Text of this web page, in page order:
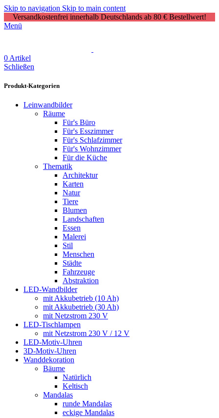
Skip to navigation Skip to main content
Versandkostenfrei innerhalb Deutschlands ab 80 € Bestellwert!
Menü
0 Artikel
Schließen
Produkt-Kategorien
Leinwandbilder
Räume
Für's Büro
Für's Esszimmer
Für's Schlafzimmer
Für's Wohnzimmer
Für die Küche
Thematik
Architektur
Karten
Natur
Tiere
Blumen
Landschaften
Essen
Malerei
Stil
Menschen
Städte
Fahrzeuge
Abstraktion
LED-Wandbilder
mit Akkubetrieb (10 Ah)
mit Akkubetrieb (30 Ah)
mit Netzstrom 230 V
LED-Tischlampen
mit Netzstrom 230 V / 12 V
LED-Motiv-Uhren
3D-Motiv-Uhren
Wanddekoration
Bäume
Natürlich
Keltisch
Mandalas
runde Mandalas
eckige Mandalas